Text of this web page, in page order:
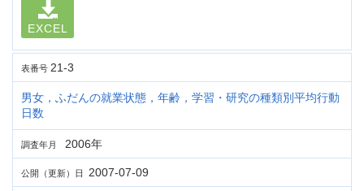
EXCEL
表番号 21-3
男女，ふだんの就業状態，年齢，学習・研究の種類別平均行動
日数
調査年月 2006年
公開（更新）日 2007-07-09